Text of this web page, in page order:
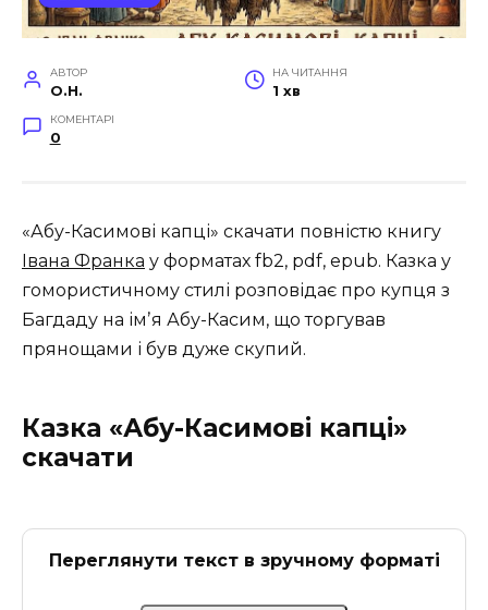
АВТОР
O.H.
НА ЧИТАННЯ
1 хв
КОМЕНТАРІ
0
«Абу-Касимові капці» скачати повністю книгу
Івана Франка у форматах fb2, pdf, epub. Казка у
гомористичному стилі розповідає про купця з
Багдаду на імʼя Абу-Касим, що торгував
прянощами і був дуже скупий.
Казка «Абу-Касимові капці»
скачати
Переглянути текст в зручному форматі